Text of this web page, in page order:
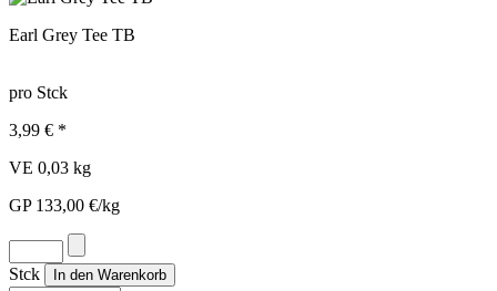
Earl Grey Tee TB
pro Stck
3,99 € *
VE 0,03 kg
GP 133,00 €/kg
Stck